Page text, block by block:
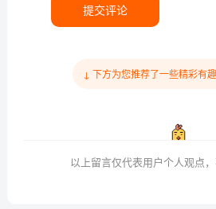
提交评论
↓ 下方为您推荐了一些精彩有
以上留言仅代表用户个人观点